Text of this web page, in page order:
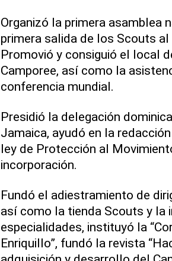
Organizó la primera asamblea
primera salida de los Scouts al
Promovió y consiguió el local
Camporee, así como la
conferencia mundial.
Presidió la delegación
Jamaica, ayudó en la
ley de Protección al
incorporación.
Fundó el adiestramiento de
así como la tienda Scouts y la
especialidades, instituyó la
Enriquillo”, fundó la revista